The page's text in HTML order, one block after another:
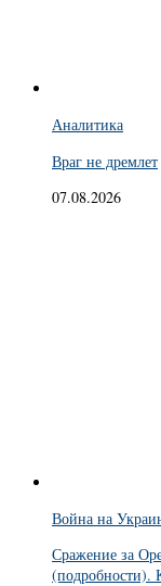
Аналитика
Враг не дремлет
07.08.2026
Война на
Сражение за
(подробности).